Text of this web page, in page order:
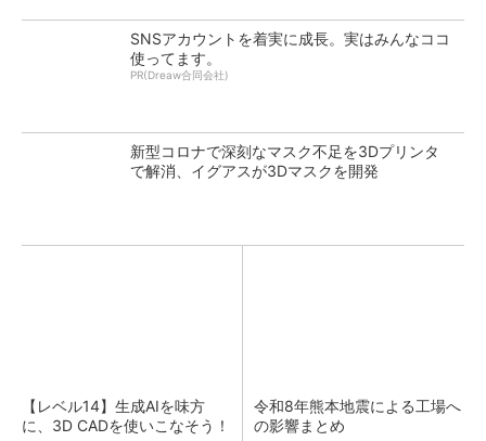
SNSアカウントを着実に成長。実はみんなココ
使ってます。
PR(Dreaw合同会社)
新型コロナで深刻なマスク不足を3Dプリンタ
で解消、イグアスが3Dマスクを開発
【レベル14】生成AIを味方
に、3D CADを使いこなそう！
令和8年熊本地震による工場へ
の影響まとめ